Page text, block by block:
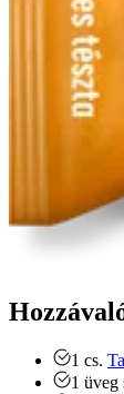
1 cs.
1 üveg